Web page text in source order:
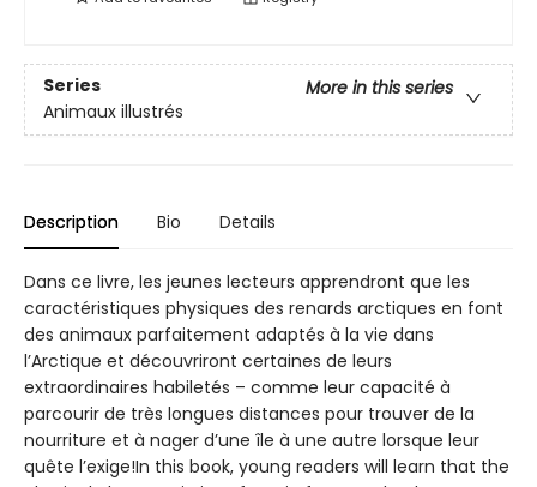
Series
More in this series
Animaux illustrés
Description Bio Details
Dans ce livre, les jeunes lecteurs apprendront que les
caractéristiques physiques des renards arctiques en font
des animaux parfaitement adaptés à la vie dans
l’Arctique et découvriront certaines de leurs
extraordinaires habiletés – comme leur capacité à
parcourir de très longues distances pour trouver de la
nourriture et à nager d’une île à une autre lorsque leur
quête l’exige!In this book, young readers will learn that the